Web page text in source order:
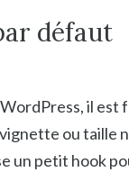
défaut
il est
ou taille
un petit hook